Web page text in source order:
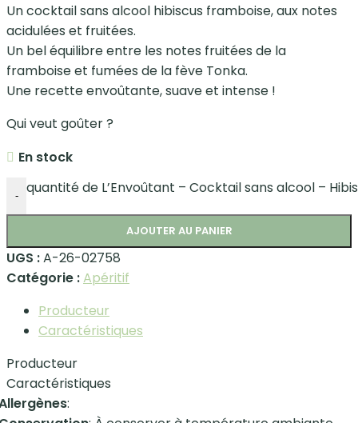
Un cocktail sans alcool hibiscus framboise, aux notes
acidulées et fruitées.
Un bel équilibre entre les notes fruitées de la
framboise et fumées de la fève Tonka.
Une recette envoûtante, suave et intense !
Qui veut goûter ?
En stock
- quantité de L’Envoûtant – Cocktail sans alcool –
AJOUTER AU PANIER
UGS :A-26-02758
Catégorie :Apéritif
Producteur
Caractéristiques
Producteur
Caractéristiques
: